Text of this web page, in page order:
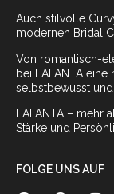
Auch stilvolle
modernen Bridal
Von romantisch-
bei LAFANTA
selbstbewusst
LAFANTA – mehr
Stärke und
FOLGE UNS AUF